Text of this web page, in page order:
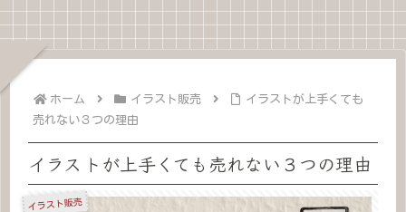
ホーム イラスト販売
イラストが上手くても
売れない３つの理由
イラストが上手くても売れない３つの理由
イラスト販売